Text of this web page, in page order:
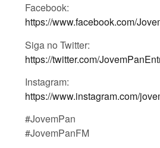
Facebook:
https://www.facebook.com/
Siga no Twitter:
https://twitter.com/
Instagram:
https://www.instagram.com/
#JovemPan
#JovemPanFM